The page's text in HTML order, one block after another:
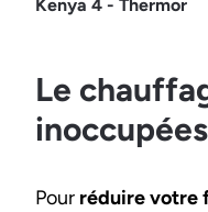
Kenya 4 - Thermor
Le
inoccupées
Pour réduire votre